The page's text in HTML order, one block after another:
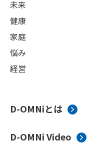
未来
健康
家庭
悩み
経営
D-OMNiとは
D-OMNi Video